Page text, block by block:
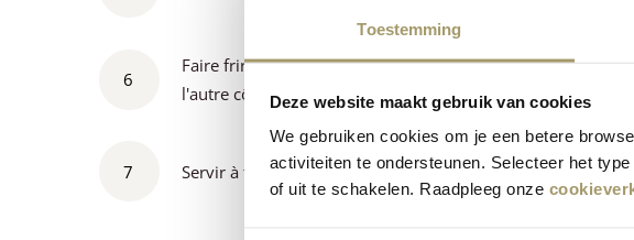
Toestemming
Deze website maakt gebruik van cookies
We gebruiken cookies om je een betere
activiteiten te ondersteunen. Selecteer het
of uit te schakelen. Raadpleeg onze
6
Faire frire pendant environ 5 minutes. À l'aide du
l'autre côté, toujours à feu doux.
7 Servir à table avec les taralli et les restes de cubes de